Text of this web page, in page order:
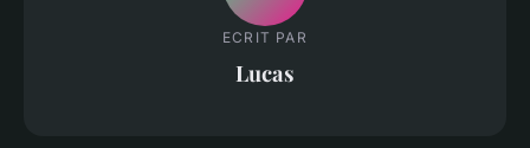
ECRIT PAR
Lucas